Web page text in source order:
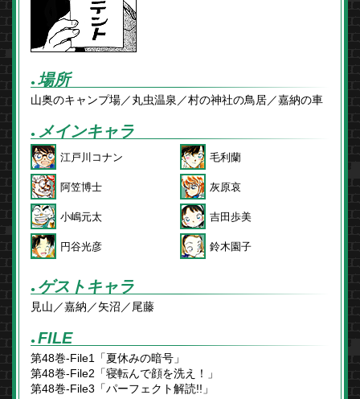
● FILE
第48巻-File1「夏休みの暗号」
第48巻-File2「寝転んで顔を洗え！」
第48巻-File3「パーフェクト解読!!」
● メインキャラ
江戸川コナン 毛利蘭
阿笠博士 灰原哀
小嶋元太 吉田歩美
円谷光彦 鈴木園子
● 場所
山奥のキャンプ場／丸虫温泉／村の神社の鳥居／嘉納の車
● ゲストキャラ
見山／嘉納／矢沼／尾藤